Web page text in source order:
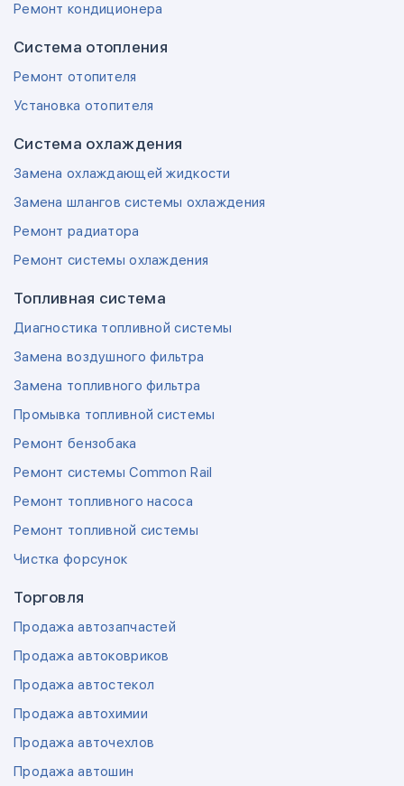
Ремонт кондиционера
Система отопления
Ремонт отопителя
Установка отопителя
Система охлаждения
Замена охлаждающей жидкости
Замена шлангов системы охлаждения
Ремонт радиатора
Ремонт системы охлаждения
Топливная система
Диагностика топливной системы
Замена воздушного фильтра
Замена топливного фильтра
Промывка топливной системы
Ремонт бензобака
Ремонт системы Common Rail
Ремонт топливного насоса
Ремонт топливной системы
Чистка форсунок
Торговля
Продажа автозапчастей
Продажа автоковриков
Продажа автостекол
Продажа автохимии
Продажа авточехлов
Продажа автошин